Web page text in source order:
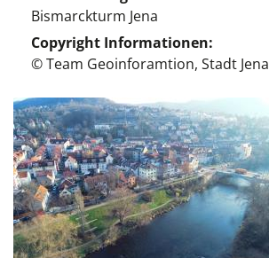
Bismarckturm Jena
Copyright Informationen
© Team Geoinforamtion, Stadt Jena